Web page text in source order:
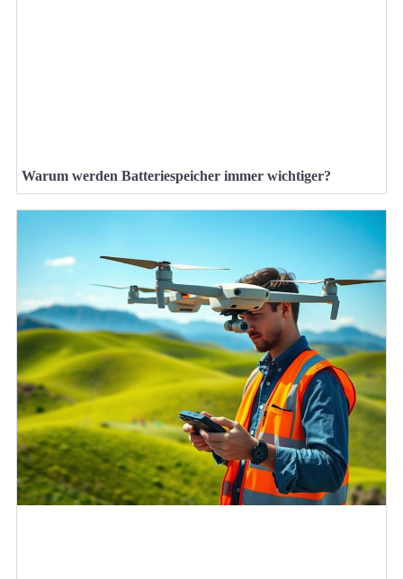
Warum werden Batteriespeicher immer wichtiger?